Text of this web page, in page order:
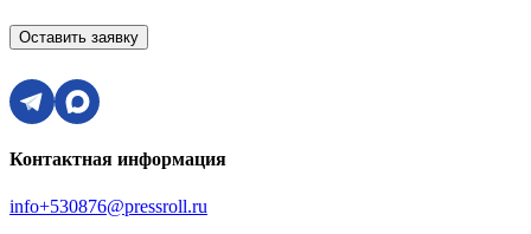
Оставить заявку
Контактная информация
info+530876@pressroll.ru